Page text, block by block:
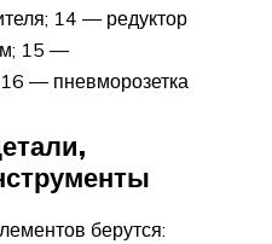
14 — редуктор
15 —
— пневморозетка
берутся: